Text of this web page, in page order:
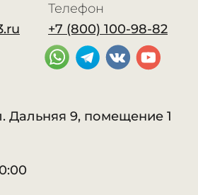
Дальняя 9, помещение 1
Телефон
+7 (800) 100-98-82